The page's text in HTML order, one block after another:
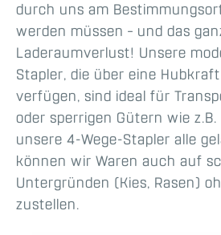
durch uns am
werden müssen – und das
Laderaumverlust! Unsere
Stapler, die über eine
verfügen, sind ideal für
oder sperrigen Gütern wie z.B.
unsere 4-Wege-Stapler alle
können wir Waren auch auf
Untergründen (Kies, Rasen)
zustellen.